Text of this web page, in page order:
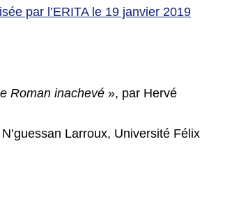
par l’ERITA le 19 janvier 2019
Roman inachevé », par Hervé
Larroux, Université Félix